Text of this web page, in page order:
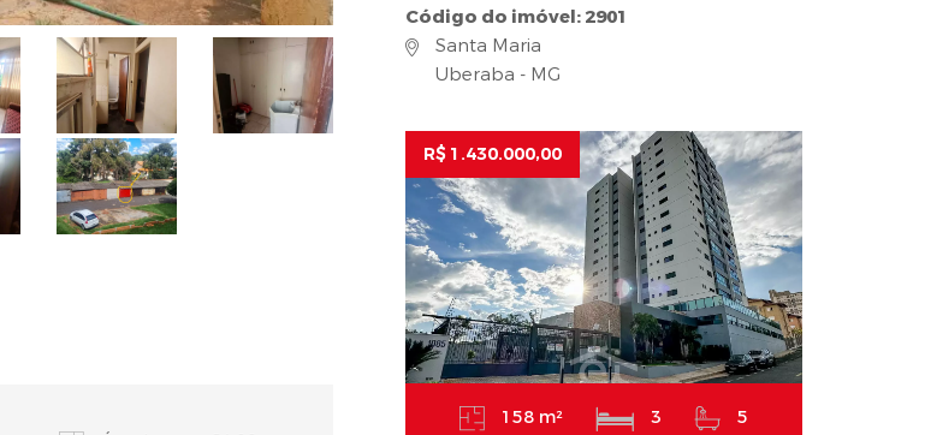
Código do imóvel: 2901
Santa Maria
Uberaba - MG
R$ 1.430.000,00
158 m² 3 5